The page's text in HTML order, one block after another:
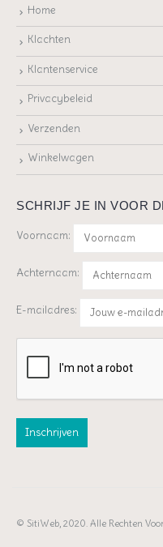
Home
Klachten
Klantenservice
Privacybeleid
Verzenden
Winkelwagen
SCHRIJF JE IN VOOR
Voornaam:
Achternaam:
E-mailadres:
© SitiWeb, 2020. Alle Rechten